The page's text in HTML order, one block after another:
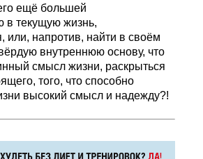
ещё большей
в текущую жизнь,
или, напротив, найти в своём
внутреннюю основу, что
смысл жизни, раскрыться
того, что способно
высокий смысл и надежду?!